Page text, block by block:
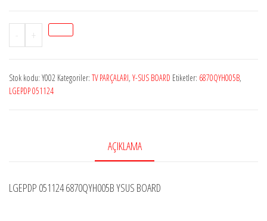
-
LGEPDP
051124
adet
+
Stok kodu: Y002 Kategoriler: TV PARÇALARI, Y-SUS BOARD Etiketler: 6870QYH005B,
LGEPDP 051124
AÇIKLAMA
LGEPDP 051124 6870QYH005B YSUS BOARD